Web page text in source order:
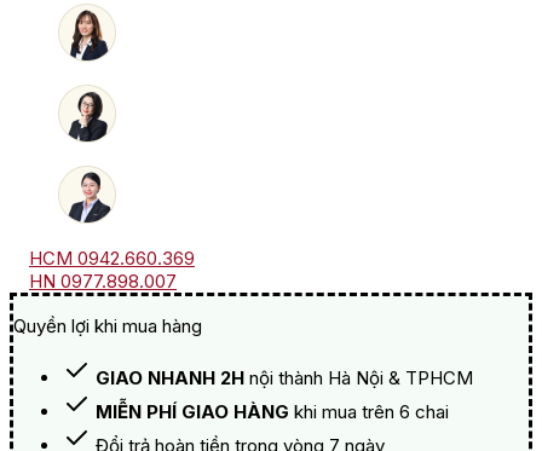
Calvados
HCM 0942.660.369
HN 0977.898.007
Quyền lợi khi mua hàng
GIAO NHANH 2H nội thành Hà Nội & TPHCM
MIỄN PHÍ GIAO HÀNG khi mua trên 6 chai
Đổi trả hoàn tiền trong vòng 7 ngày